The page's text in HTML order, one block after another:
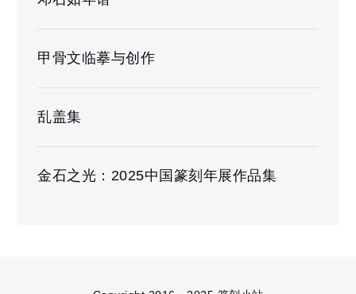
甲骨文临摹与创作
乱盖集
金石之光：2025中国篆刻年展作品集